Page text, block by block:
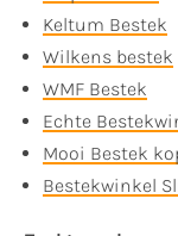
Keltum Bestek
Wilkens bestek
WMF Bestek
Echte
Mooi Bestek
Bestekwinkel